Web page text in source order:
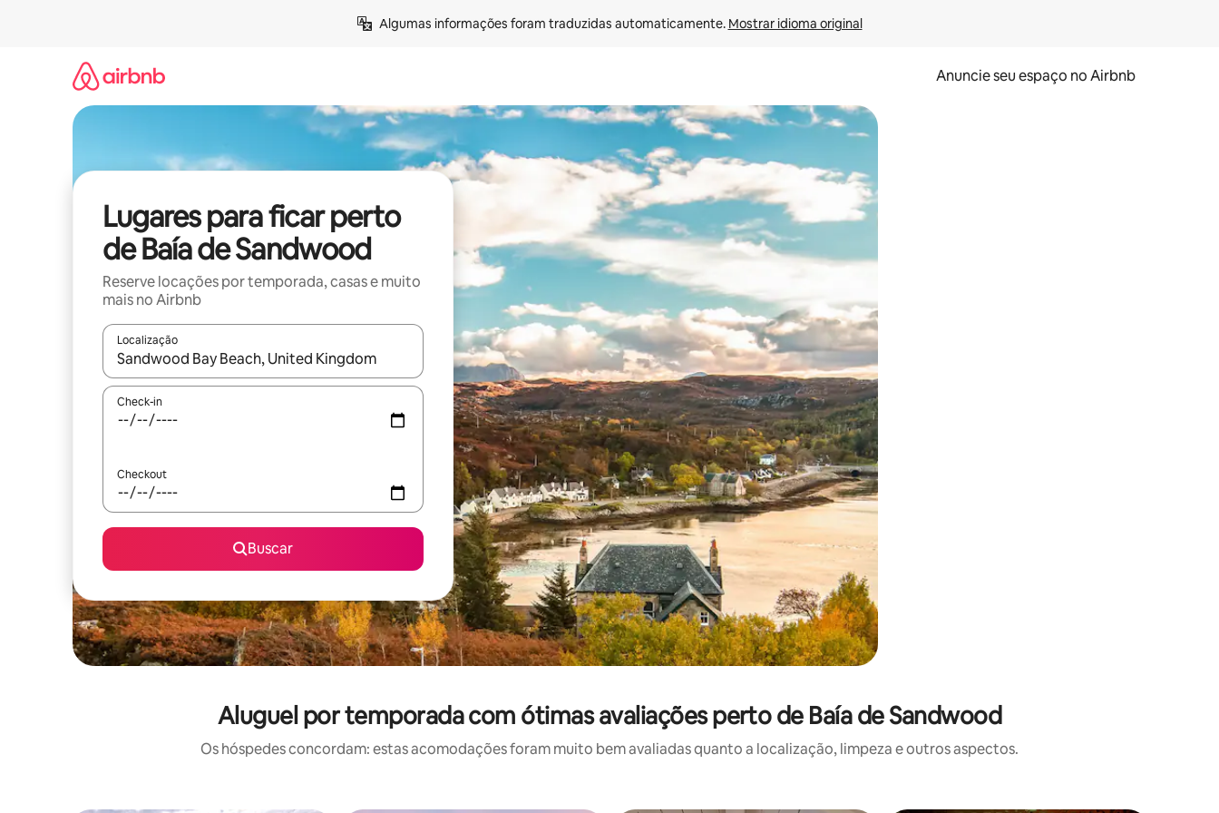
Algumas informações foram traduzidas automaticamente. Mostrar idioma original
Anuncie seu espaço no Airbnb
Lugares para ficar perto
de Baía de Sandwood
Reserve locações por temporada, casas e muito
mais no Airbnb
Localização
Quando os resultados estiverem disponíveis, explore-os usando as seta para cima e para baixo do teclado ou tocando e deslizando o dedo na tela.
Check-in
Checkout
Buscar
Aluguel por temporada com ótimas avaliações perto de Baía de Sandwood
Os hóspedes concordam: estas acomodações foram muito bem avaliadas quanto a localização, limpeza e outros aspectos.